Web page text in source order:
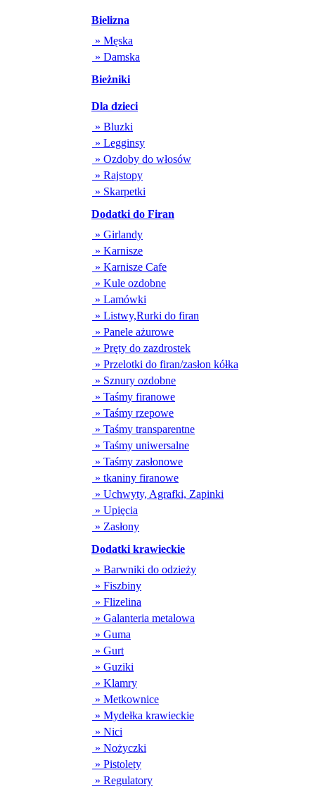
Bielizna
» Męska
» Damska
Bieżniki
Dla dzieci
» Bluzki
» Legginsy
» Ozdoby do włosów
» Rajstopy
» Skarpetki
Dodatki do Firan
» Girlandy
» Karnisze
» Karnisze Cafe
» Kule ozdobne
» Lamówki
» Listwy,Rurki do firan
» Panele ażurowe
» Pręty do zazdrostek
» Przelotki do firan/zasłon kółka
» Sznury ozdobne
» Taśmy firanowe
» Taśmy rzepowe
» Taśmy transparentne
» Taśmy uniwersalne
» Taśmy zasłonowe
» tkaniny firanowe
» Uchwyty, Agrafki, Zapinki
» Upięcia
» Zasłony
Dodatki krawieckie
» Barwniki do odzieży
» Fiszbiny
» Flizelina
» Galanteria metalowa
» Guma
» Gurt
» Guziki
» Klamry
» Metkownice
» Mydełka krawieckie
» Nici
» Nożyczki
» Pistolety
» Regulatory